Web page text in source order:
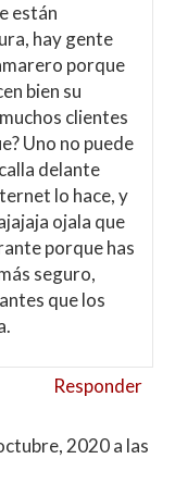
están
hay gente
porque
bien su
clientes
Uno no puede
delante
lo hace, y
ojala que
porque has
seguro,
que los
Responder
2020 a las